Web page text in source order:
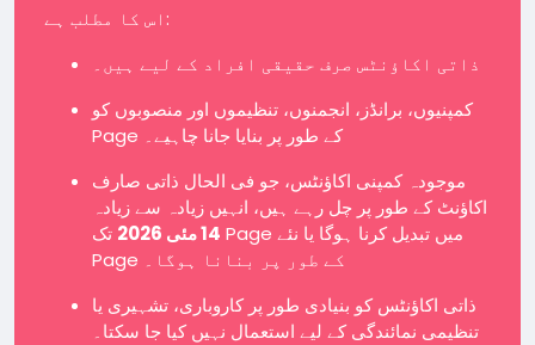
اس کا مطلب ہے:
ذاتی اکاؤنٹس صرف حقیقی افراد کے لیے ہیں۔
کمپنیوں، برانڈز، انجمنوں، تنظیموں اور منصوبوں کو
Page کے طور پر بنایا جانا چاہیے۔
موجودہ کمپنی اکاؤنٹس، جو فی الحال ذاتی صارف
اکاؤنٹ کے طور پر چل رہے ہیں، انہیں زیادہ سے زیادہ
14 مئی 2026
تک Page میں تبدیل کرنا ہوگا یا نئے
Page کے طور پر بنانا ہوگا۔
ذاتی اکاؤنٹس کو بنیادی طور پر کاروباری، تشہیری یا
تنظیمی نمائندگی کے لیے استعمال نہیں کیا جا سکتا۔